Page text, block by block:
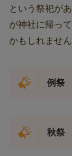
という祭祀が
が神社に帰っ
かもしれません
例祭
秋祭